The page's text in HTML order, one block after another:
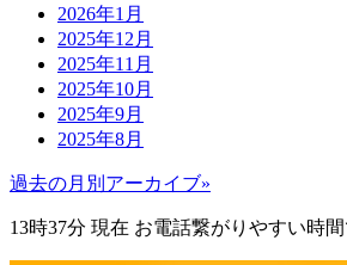
2026年1月
2025年12月
2025年11月
2025年10月
2025年9月
2025年8月
過去の月別アーカイブ»
13時37分 現在 お電話繋がりやすい時間